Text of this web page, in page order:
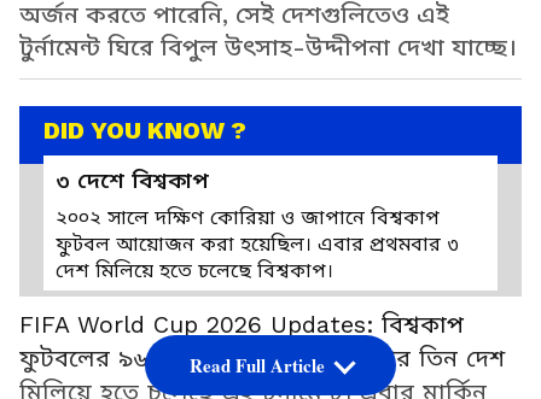
অর্জন করতে পারেনি, সেই দেশগুলিতেও এই
টুর্নামেন্ট ঘিরে বিপুল উৎসাহ-উদ্দীপনা দেখা যাচ্ছে।
DID YOU KNOW ?
৩ দেশে বিশ্বকাপ
২০০২ সালে দক্ষিণ কোরিয়া ও জাপানে বিশ্বকাপ
ফুটবল আয়োজন করা হয়েছিল। এবার প্রথমবার ৩
দেশ মিলিয়ে হতে চলেছে বিশ্বকাপ।
FIFA World Cup 2026 Updates: বিশ্বকাপ
ফুটবলের ৯৬ বছরের ইতিহাসে প্রথমবার তিন দেশ
মিলিয়ে হতে চলেছে এই টুর্নামেন্ট। এবার মার্কিন
Read Full Article